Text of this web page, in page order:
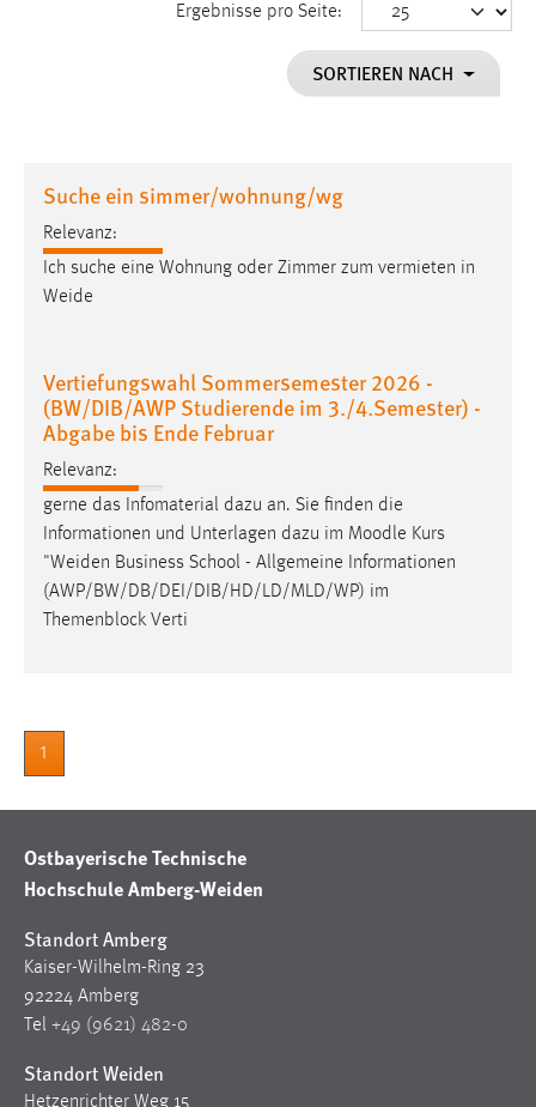
Ergebnisse pro Seite:
SORTIEREN NACH
Suche ein simmer/wohnung/wg
Relevanz:
Ich suche eine Wohnung oder Zimmer zum vermieten in
Weide
Vertiefungswahl Sommersemester 2026 -
(BW/DIB/AWP Studierende im 3./4.Semester) -
Abgabe bis Ende Februar
Relevanz:
gerne das Infomaterial dazu an. Sie finden die
Informationen und Unterlagen dazu im Moodle Kurs
"Weiden Business School - Allgemeine Informationen
(AWP/BW/DB/DEI/DIB/HD/LD/MLD/WP) im
Themenblock Verti
1
Ostbayerische Technische
Hochschule Amberg-Weiden
Standort Amberg
Kaiser-Wilhelm-Ring 23
92224 Amberg
Tel +49 (9621) 482-0
Standort Weiden
Hetzenrichter Weg 15
Cookie Laufzeit:
staticfilecache
Zweck:
Für performante Seitenauslieferung wird in diesem Cookie
gespeichert, ob man eingeloggt ist.
Name:
site-language-preference
Zweck:
Das Cookie speichert die gewählte Sprache der Website.
Cookie Laufzeit:
Cookie Laufzeit:
MibewSessionID, mibew-chat-frame-style-
Jahre, MIBEW_UserID = 1 Jahr
Login
fe_user, be_user, be_lastLoginProvider